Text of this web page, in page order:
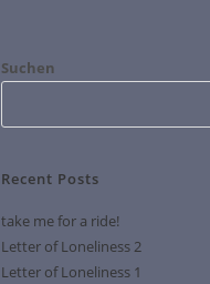
Suchen
Recent Posts
take me for a ride!
Letter of Loneliness 2
Letter of Loneliness 1